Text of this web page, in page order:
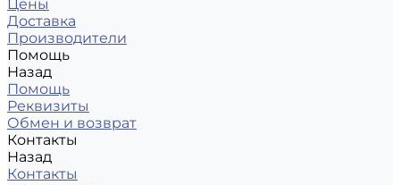
Цены
Доставка
Производители
Помощь
Назад
Помощь
Реквизиты
Обмен и возврат
Контакты
Назад
Контакты